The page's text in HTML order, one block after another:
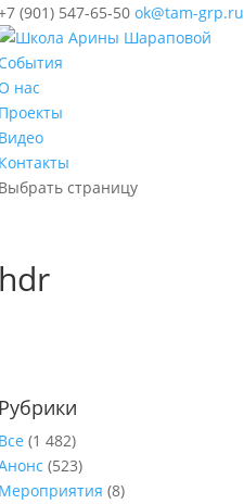
(901) 547-65-50 ok@tam-grp.ru
События
О нас
Проекты
Видео
Контакты
Выбрать страницу
hdr
Рубрики
Все (1 482)
Анонс (523)
Мероприятия (8)